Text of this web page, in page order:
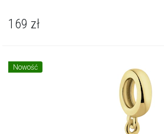
169 zł
Nowość